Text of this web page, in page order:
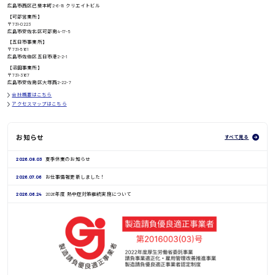
高知県
鳥取県
日給8000円〜
広島市西区己斐本町2-6-18 クリエイトビル
【可部営業所】
〒731-0223
広島市安佐北区可部南4-17-5
【五日市事業所】
〒731-5161
広島市佐伯区五日市港2-2-1
【沼田事業所】
〒731-3167
広島市安佐南区大塚西2-22-7
会社概要はこちら
アクセスマップはこちら
お知らせ すべて見る
2026.08.03 夏季休業のお知らせ
2026.07.06 お仕事情報更新しました！
2026.06.24 2026年度 熱中症対策継続実施について